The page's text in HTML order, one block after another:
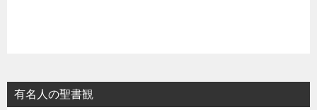
有名人の聖書観